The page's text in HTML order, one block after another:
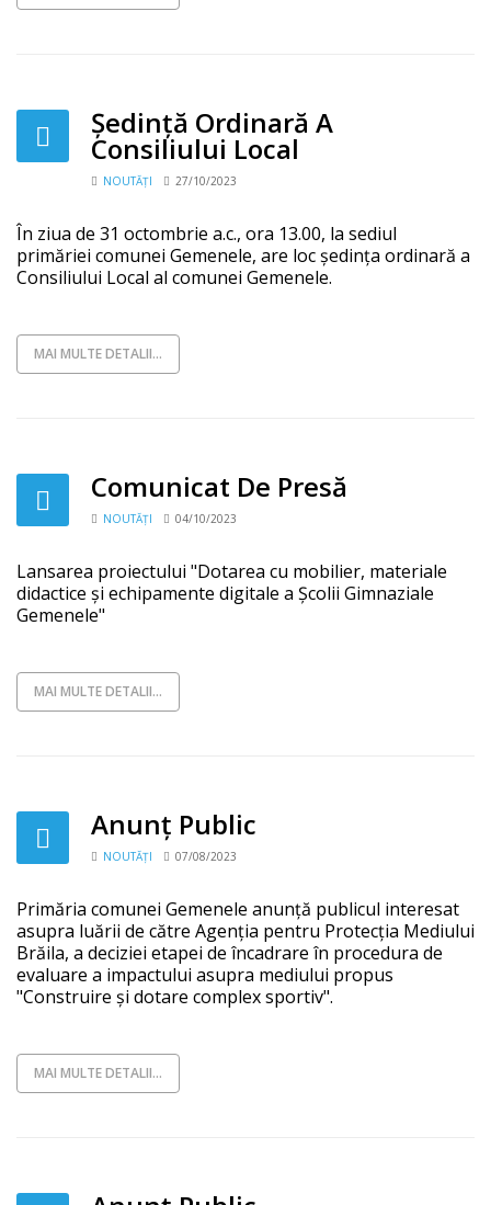
Ședință Ordinară A
Consiliului Local
NOUTĂȚI 27/10/2023
În ziua de 31 octombrie a.c., ora 13.00, la sediul
primăriei comunei Gemenele, are loc ședința ordinară a
Consiliului Local al comunei Gemenele.
MAI MULTE DETALII...
Comunicat De Presă
NOUTĂȚI 04/10/2023
Lansarea proiectului "Dotarea cu mobilier, materiale
didactice și echipamente digitale a Școlii Gimnaziale
Gemenele"
MAI MULTE DETALII...
Anunț Public
NOUTĂȚI 07/08/2023
Primăria comunei Gemenele anunță publicul interesat
asupra luării de către Agenția pentru Protecția Mediului
Brăila, a deciziei etapei de încadrare în procedura de
evaluare a impactului asupra mediului propus
"Construire și dotare complex sportiv".
MAI MULTE DETALII...